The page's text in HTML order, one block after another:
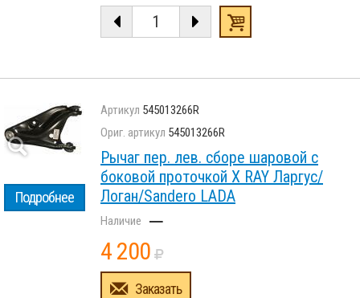
Подробнее
545013266R
545013266R
Рычаг пер. лев. сборе шаровой с
боковой проточкой X RAY Ларгус/
Логан/Sandero LADA
–
4 200
Заказать